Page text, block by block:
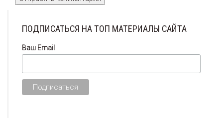
ПОДПИСАТЬСЯ НА ТОП МАТЕРИАЛЫ САЙТА
Ваш Email